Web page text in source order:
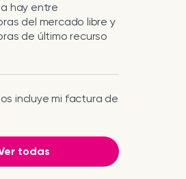
hay entre
del mercado libre y
de último recurso
incluye mi factura de
todas